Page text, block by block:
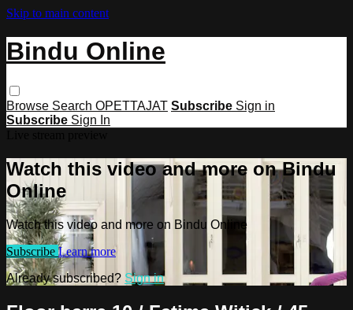
Skip to main content
Bindu Online
Browse Search OPETTAJAT Subscribe Sign in
Subscribe Sign In
Watch this video and more on Bindu
Online
Watch this video and more on Bindu Online
Subscribe Learn more
Already subscribed? Sign in